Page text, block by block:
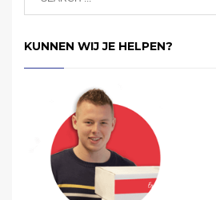
KUNNEN WIJ JE HELPEN?